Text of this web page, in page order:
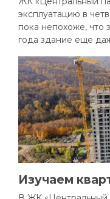
эксплуатацию в
пока непохоже, что
года здание еще
Изучаем